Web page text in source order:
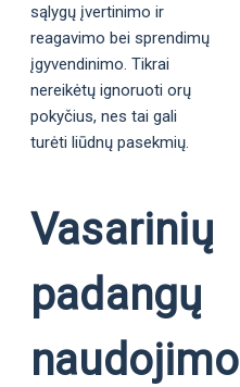
sąlygų įvertinimo ir
reagavimo bei sprendimų
įgyvendinimo. Tikrai
nereikėtų ignoruoti orų
pokyčius, nes tai gali
turėti liūdnų pasekmių.
Vasarinių
padangų
naudojimo